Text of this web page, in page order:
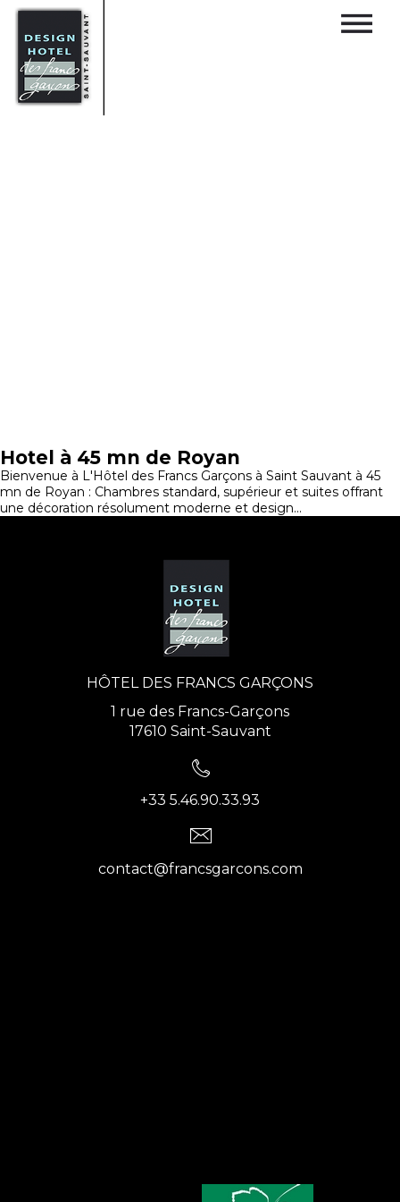
Hotel à 45 mn de Royan
Bienvenue à L'Hôtel des Francs Garçons à Saint Sauvant à 45
mn de Royan : Chambres standard, supérieur et suites offrant
une décoration résolument moderne et design...
HÔTEL DES FRANCS GARÇONS
1 rue des Francs-Garçons
17610 Saint-Sauvant
+33 5.46.90.33.93
contact@francsgarcons.com